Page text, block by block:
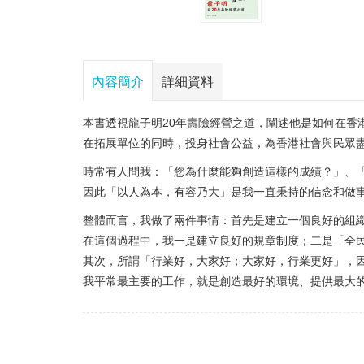
內容簡介 詳細資料
本書透視龍子明20年壽險經營之道，闡述他是如何在
在拓展單位的同時，投身社會公益，為香港社會與民眾
時常有人問我：「您為什麼能夠創造這樣的成績？」
因此「以人為本，有容乃大」是我一直秉持的信念和
整體而言，我做了兩件事情：首先是建立一個良好的組
在這個過程中，我一是建立良好的規章制度；二是「
其次，所謂「行業好，大家好；大家好，行業更好」，
我平常最主要的工作，就是創造最好的環境、提供最